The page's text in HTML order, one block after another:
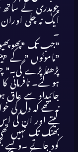
چوہدری کے ساتھ
ایک نہ چلی
۔
”جب تک
”ماموئوں ” کے
پڑھنا پڑے گی۔”
ہو گئے۔ نافرمانی
جائیداد سے
نہ تھے کہ دل کی
لیتے اور ان کی
بھنک تک نہیں
کود جاتے ۔ویسے